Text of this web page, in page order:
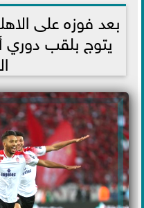
2022-05-30 23:04:49
بعد فوزه على
يتوج بلقب دوري